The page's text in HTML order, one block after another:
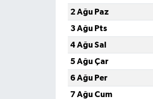
2 Ağu Paz
3 Ağu Pts
4 Ağu Sal
5 Ağu Çar
6 Ağu Per
7 Ağu Cum